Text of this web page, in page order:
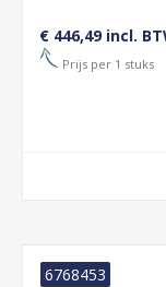
€ 446,49 incl.
Prijs per 1 stuks
6768453